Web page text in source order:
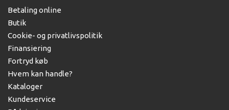
Betaling online
Butik
Cookie- og privatlivspolitik
Finansiering
Fortryd køb
Hvem kan handle?
Kataloger
Kundeservice